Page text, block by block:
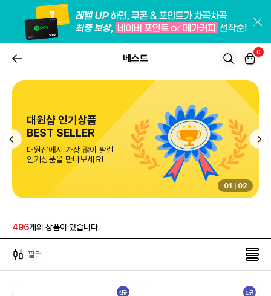
베스트
0
베스트 비주얼02
베스트 비주얼 이미지
02 02
496개의 상품이 있습니다.
필터
신규 신규